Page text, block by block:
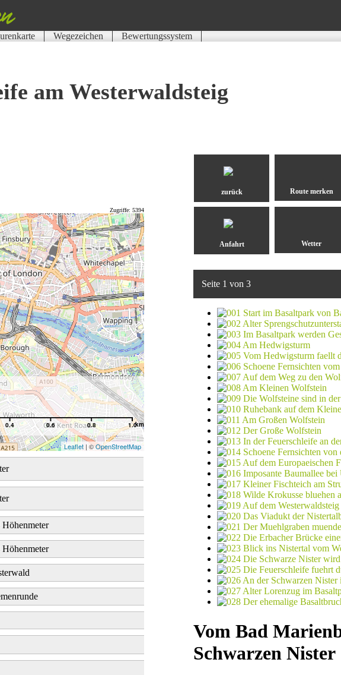
Wegezeichen
Bewertungssystem
am Westerwaldsteig
Zugriffe: 5394
0.4 0.6 0.8 1.0km
Leaflet| ©OpenStreetMap
Höhenmeter
Höhenmeter
zurück
Anfahrt
Seite 1 von 3
Vom Bad
Schwarzen Nister